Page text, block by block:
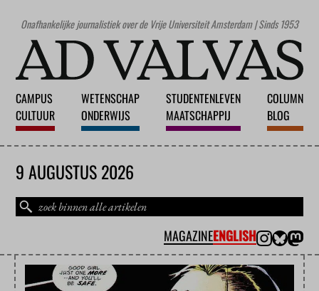
Onafhankelijke journalistiek over de Vrije Universiteit Amsterdam | Sinds 1953
CAMPUS
CULTUUR
WETENSCHAP
ONDERWIJS
STUDENTENLEVEN
MAATSCHAPPIJ
COLUMN
BLOG
9 AUGUSTUS 2026
MAGAZINEENGLISH